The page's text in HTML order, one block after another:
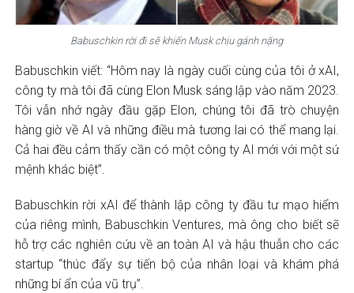
Babuschkin rời đi sẽ khiến Musk chịu gánh nặng
Babuschkin viết: “Hôm nay là ngày cuối cùng của tôi ở xAI,
công ty mà tôi đã cùng Elon Musk sáng lập vào năm 2023.
Tôi vẫn nhớ ngày đầu gặp Elon, chúng tôi đã trò chuyện
hàng giờ về AI và những điều mà tương lai có thể mang lại.
Cả hai đều cảm thấy cần có một công ty AI mới với một sứ
mệnh khác biệt”.
Babuschkin rời xAI để thành lập công ty đầu tư mạo hiểm
của riêng mình, Babuschkin Ventures, mà ông cho biết sẽ
hỗ trợ các nghiên cứu về an toàn AI và hậu thuẫn cho các
startup “thúc đẩy sự tiến bộ của nhân loại và khám phá
những bí ẩn của vũ trụ”.